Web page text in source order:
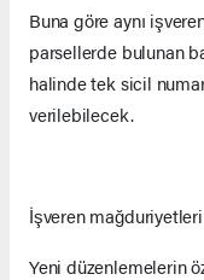
Buna göre aynı
parsellerde bulunan
halinde tek sicil
verilebilecek.
İşveren
Yeni düzenlemelerin